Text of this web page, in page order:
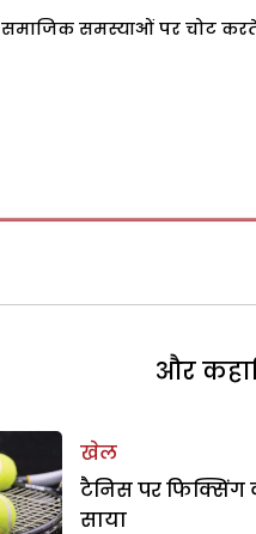
समाजिक समस्याओं पर चोट
और
खेल
टैनिस पर फिक्सिंग
साया